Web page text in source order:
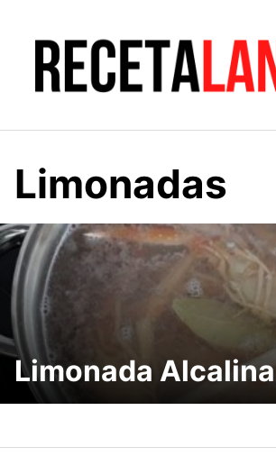
contenido
Limonadas
Limonada Alcalina